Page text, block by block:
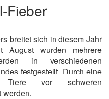
Fieber
breitet sich in diesem Jahr
August wurden mehrere
in verschiedenen
festgestellt. Durch eine
vor schweren
werden.